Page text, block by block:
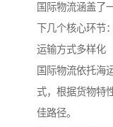
国际物流涵盖了
下几个核心环节：
运输方式多样化
国际物流依托海
式，根据货物特
佳路径。